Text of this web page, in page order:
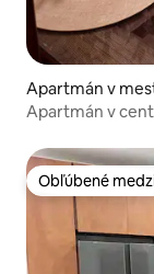
Apartmán v
Apartmán v
Obľúbené
Obľúbené